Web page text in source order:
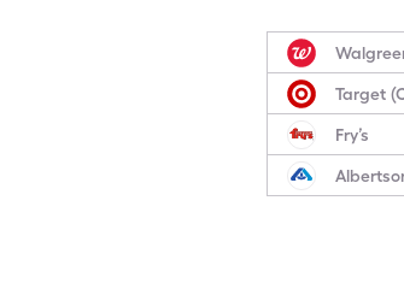
Target
Fry’s